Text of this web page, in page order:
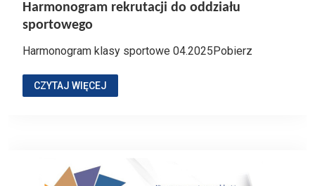
Harmonogram rekrutacji do oddziału
sportowego
Harmonogram klasy sportowe 04.2025Pobierz
CZYTAJ WIĘCEJ